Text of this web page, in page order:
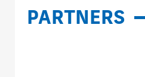
PARTNERS